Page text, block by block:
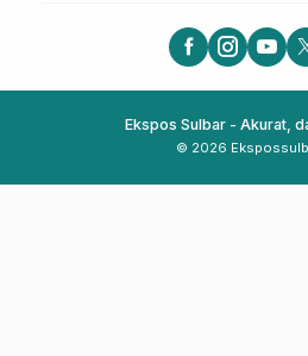
Ekspos Sulbar - Akurat,
© 2026